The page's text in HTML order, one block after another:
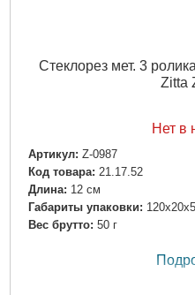
Стеклорез мет. 3
Zitta
Нет в
Артикул: Z-0987
Код товара: 21.17.52
Длина: 12 см
Габариты упаковки:
Вес брутто: 50 г